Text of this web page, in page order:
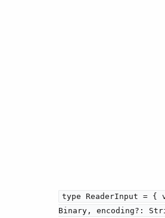
type ReaderInput = {
Binary, encoding?: